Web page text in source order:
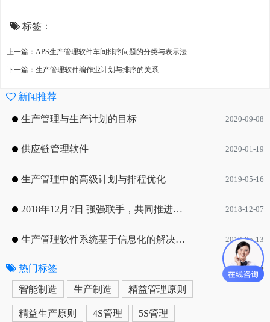
标签：
上一篇：APS生产管理软件车间排序问题的分类与表示法
下一篇：生产管理软件编作业计划与排序的关系
新闻推荐
生产管理与生产计划的目标 2020-09-08
供应链管理软件 2020-01-19
生产管理中的高级计划与排程优化 2019-05-16
2018年12月7日 强强联手，共同推进电子器件领域APS应用典范 风华高科生产自动化工业互联网应用项目-APS项目启动会 2018-12-07
生产管理软件系统基于信息化的解决方案 2019-05-13
热门标签 更多
智能制造 生产制造 精益管理原则
精益生产原则 4S管理 5S管理